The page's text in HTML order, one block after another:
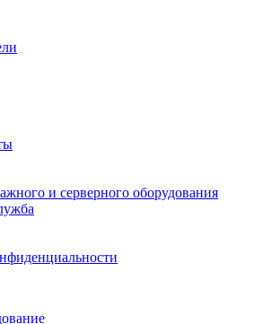
и серверного оборудования